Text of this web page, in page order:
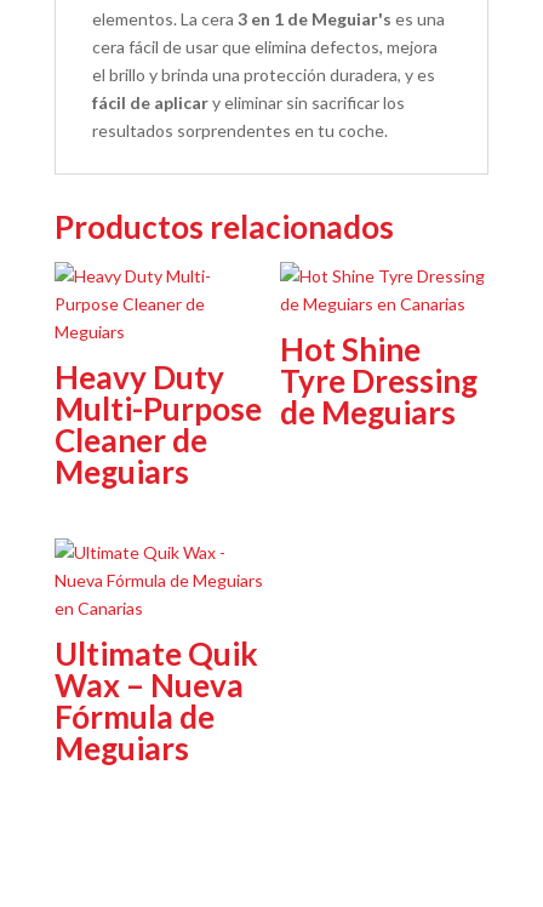
elementos. La cera 3 en 1 de Meguiar's es una
cera fácil de usar que elimina defectos, mejora
el brillo y brinda una protección duradera, y es
fácil de aplicary eliminar sin sacrificar los
resultados sorprendentes en tu coche.
Productos relacionados
Heavy Duty
Multi-Purpose
Cleaner de
Meguiars
Hot Shine
Tyre Dressing
de Meguiars
Ultimate Quik
Wax – Nueva
Fórmula de
Meguiars